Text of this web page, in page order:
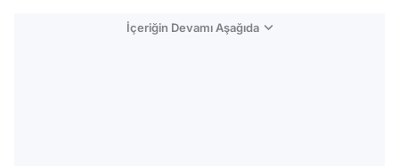
İçeriğin Devamı Aşağıda